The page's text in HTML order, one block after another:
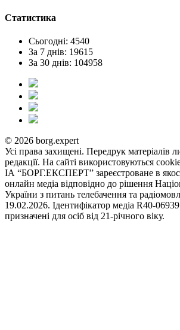
Статистика
Сьогодні: 4540
За 7 днів: 19615
За 30 днів: 104958
© 2026 borg.expert
Усі права захищені. Передрук матеріалів
редакції. На сайті використовуються
ІА “БОРГ.ЕКСПЕРТ” зареєстроване в
онлайн медіа відповідно до рішення
України з питань телебачення та
19.02.2026. Ідентифікатор медіа R40-
призначені для осіб від 21-річного віку.